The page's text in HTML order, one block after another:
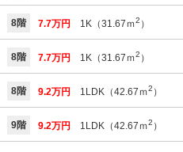
8階 7.7万円 1K（31.67ｍ2 ）
8階 7.7万円 1K（31.67ｍ2 ）
8階 9.2万円 1LDK（42.67ｍ2 ）
9階 9.2万円 1LDK（42.67ｍ2 ）